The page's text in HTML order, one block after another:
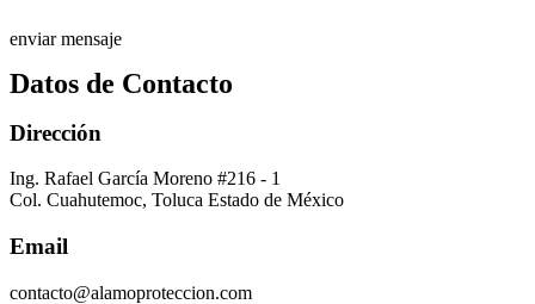
enviar mensaje
Datos de Contacto
Dirección
Ing. Rafael García Moreno #216 - 1
Col. Cuahutemoc, Toluca Estado de México
Email
contacto@alamoproteccion.com